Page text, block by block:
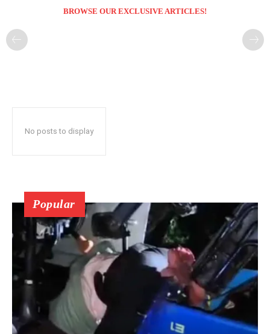
BROWSE OUR EXCLUSIVE ARTICLES!
No posts to display
Popular